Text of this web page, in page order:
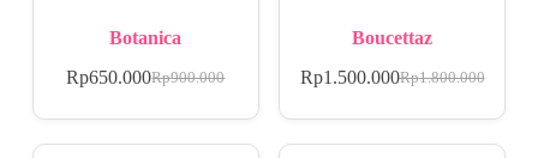
Botanica
Rp900.000
Rp650.000
Boucettaz
Rp1.800.000
Rp1.500.000